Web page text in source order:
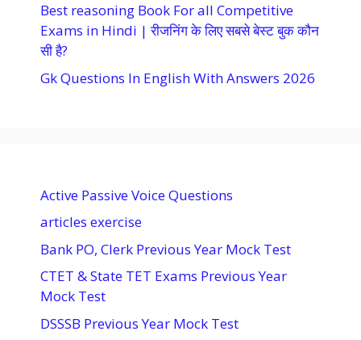
Best reasoning Book For all Competitive
Exams in Hindi | रीजनिंग के लिए सबसे बेस्ट बुक कौन
सी है?
Gk Questions In English With Answers 2026
Active Passive Voice Questions
articles exercise
Bank PO, Clerk Previous Year Mock Test
CTET & State TET Exams Previous Year
Mock Test
DSSSB Previous Year Mock Test